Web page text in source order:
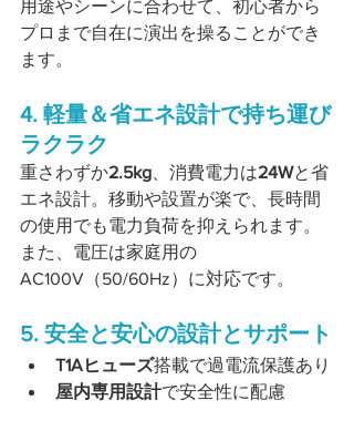
用途やシーンに合わせて、初心者から
プロまで自在に演出を操ることができ
ます。
4. 軽量＆省エネ設計で持ち運び
ラクラク
重さわずか2.5kg 、消費電力は24Wと省
エネ設計。移動や設置が楽で、長時間
の使用でも電力負荷を抑えられます。
また、電圧は家庭用の
AC100V（50/60Hz）に対応です。
5. 安全と安心の設計とサポート
T1Aヒューズ搭載で過電流保護あり
屋内専用設計で安全性に配慮